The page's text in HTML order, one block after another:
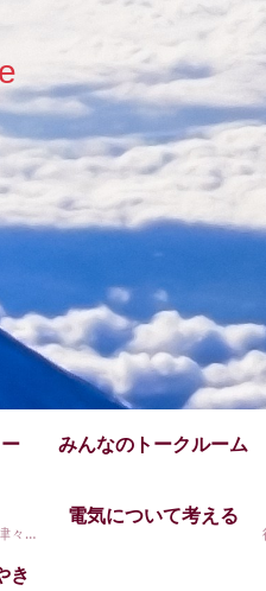
みんなのトークルーム
キャンピングカーで全国津々浦々。
電気について考える
き